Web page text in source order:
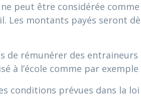
peut être considérée
montants payés seront
rémunérer des
à l’école comme par
conditions prévues dans la